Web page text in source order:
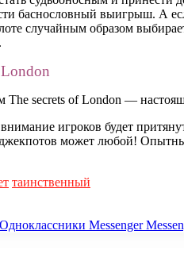
баснословный выигрыш. А
случайным образом
The secrets of London —
игроков будет
может любой!
таинственный
Одноклассники Messenger